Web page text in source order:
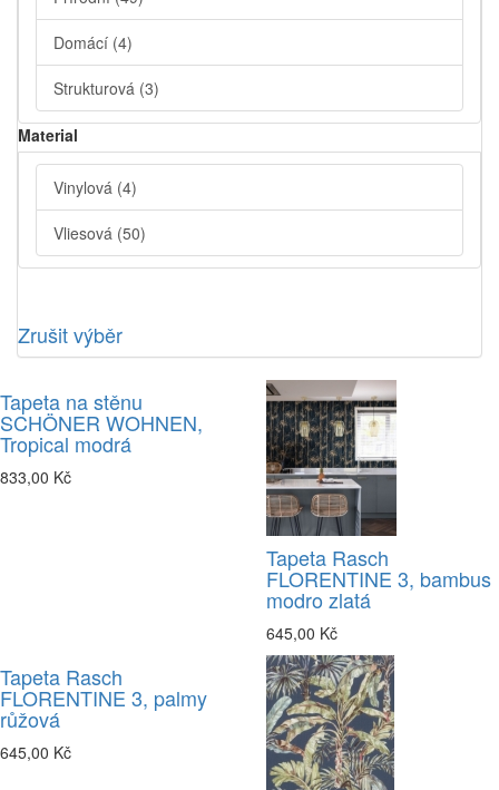
Domácí (4)
Strukturová (3)
Material
Vinylová (4)
Vliesová (50)
Zrušit výběr
Tapeta na stěnu
SCHÖNER WOHNEN,
Tropical modrá
833,00 Kč
Tapeta Rasch
FLORENTINE 3, bambus
modro zlatá
645,00 Kč
Tapeta Rasch
FLORENTINE 3, palmy
růžová
645,00 Kč